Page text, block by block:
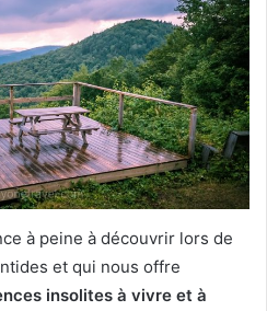
à peine à découvrir lors de
et qui nous offre
insolites à vivre et à